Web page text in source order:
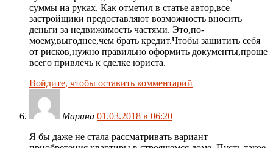
суммы на руках. Как отметил в статье автор,все
застройщики предоставляют возможность вносить
деньги за недвижимость частями. Это,по-
моему,выгоднее,чем брать кредит.Чтобы защитить себя
от рисков,нужно правильно оформить документы,проще
всего привлечь к сделке юриста.
Войдите, чтобы оставить комментарий
Марина 01.03.2018 в 06:20
Я бы даже не стала рассматривать вариант